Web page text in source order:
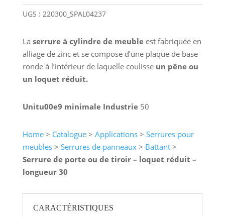
UGS : 220300_SPAL04237
La serrure à cylindre de meubleest fabriquée en
alliage de zinc et se compose d’une plaque de base
ronde à l’intérieur de laquelle coulisse un pêne ou
un loquet réduit.
Unitu00e9 minimale Industrie 50
Home> Catalogue> Applications> Serrures pour
meubles> Serrures de panneaux> Battant>
Serrure de porte ou de tiroir – loquet réduit –
longueur 30
CARACTÉRISTIQUES